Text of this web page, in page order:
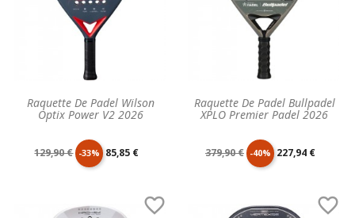
Raquette De Padel Wilson
Optix Power V2 2026
Prix
129,90 € -33% Prix
85,85 €
Raquette De Padel Bullpadel
XPLO Premier Padel 2026
Prix
379,90 € -40% Prix
227,94 €
 